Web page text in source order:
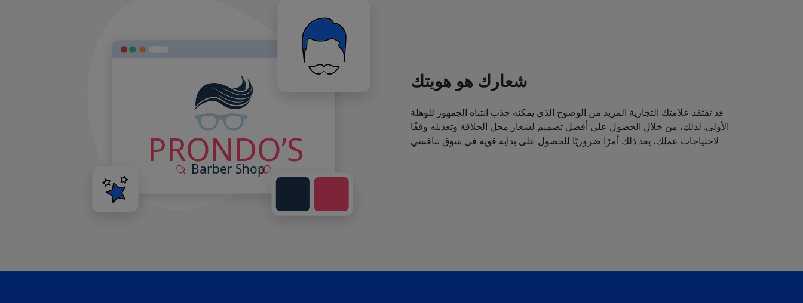
شعارك هو هويتك
قد تفتقد علامتك التجارية المزيد من الوضوح الذي يمكنه جذب انتباه الجمهور للوهلة
الأولى. لذلك، من خلال الحصول على أفضل تصميم لشعار محل الحلاقة وتعديله وفقًا
لاحتياجات عملك، يعد ذلك أمرًا ضروريًا للحصول على بداية قوية في سوق تنافسي